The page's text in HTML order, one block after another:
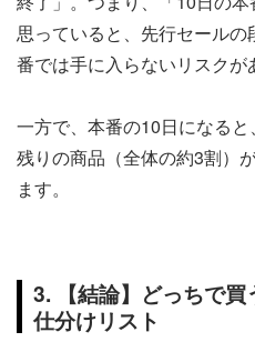
思っていると、先行セール
番では手に入らないリスクが
一方で、本番の10日になる
残りの商品（全体の約3割）
ます。
3. 【結論】どっちで
仕分けリスト